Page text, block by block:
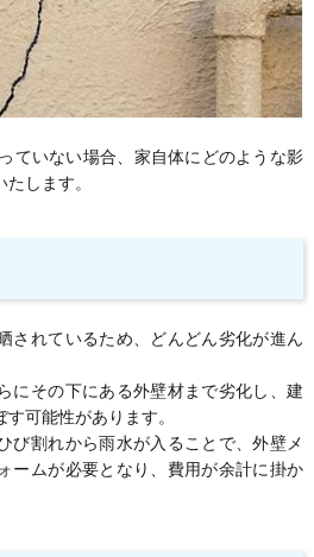
ていない場合、家自体にどのような影
します。
されているため、どんどん劣化が進ん
にその下にある外壁材まで劣化し、建
可能性があります。
び割れから雨水が入ることで、外壁メ
ームが必要となり、費用が余計に掛か